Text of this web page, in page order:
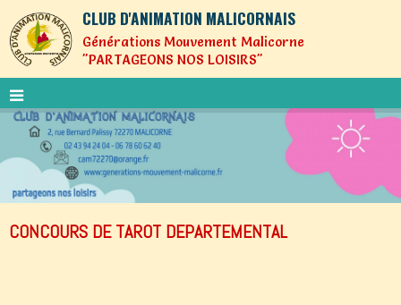
CLUB D'ANIMATION MALICORNAIS
Générations Mouvement Malicorne
"PARTAGEONS NOS LOISIRS"
CONCOURS DE TAROT DEPARTEMENTAL